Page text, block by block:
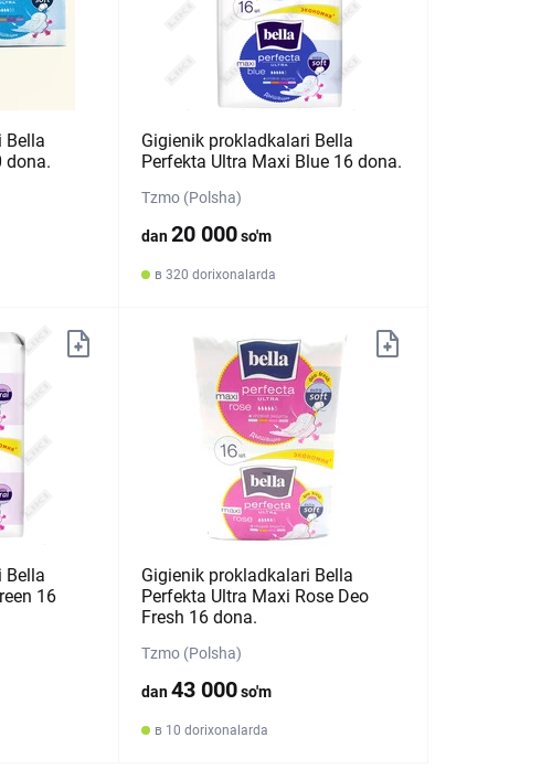
Bella
dona.
Gigienik prokladkalari Bella
Perfekta Ultra Maxi Blue 16 dona.
Tzmo (Polsha)
dan20 000so'm
в 320 dorixonalarda
Bella
16
Gigienik prokladkalari Bella
Perfekta Ultra Maxi Rose Deo
Fresh 16 dona.
Tzmo (Polsha)
dan43 000so'm
в 10 dorixonalarda